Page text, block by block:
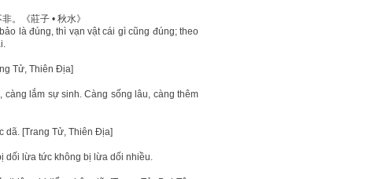
。《莊子 • 秋水》
là đúng, thì vạn vật cái gì cũng đúng; theo
Tử, Thiên Địa]
càng lắm sự sinh. Càng sống lâu, càng thêm
dã. [Trang Tử, Thiên Địa]
dối lừa tức không bị lừa dối nhiều.